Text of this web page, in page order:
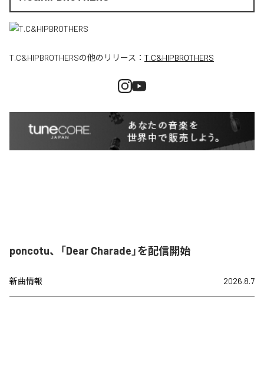
T.C&HIPBROTHERSの他のリリース： T.C&HIPBROTHERS
poncotu、「Dear Charade」を配信開始
新曲情報 2026.8.7